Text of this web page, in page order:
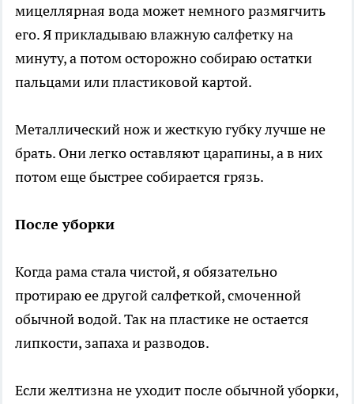
мицеллярная вода может немного размягчить
его. Я прикладываю влажную салфетку на
минуту, а потом осторожно собираю остатки
пальцами или пластиковой картой.
Металлический нож и жесткую губку лучше не
брать. Они легко оставляют царапины, а в них
потом еще быстрее собирается грязь.
После уборки
Когда рама стала чистой, я обязательно
протираю ее другой салфеткой, смоченной
обычной водой. Так на пластике не остается
липкости, запаха и разводов.
Если желтизна не уходит после обычной уборки,